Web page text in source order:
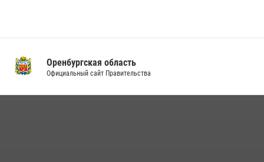
08 июля 2026, 12:58 4
Оренбургская область
Официальный сайт Правительства